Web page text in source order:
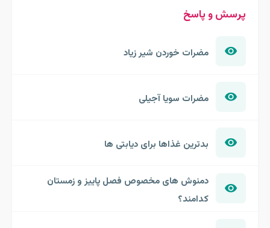
پرسش و پاسخ
مضرات خوردن شیر زیاد
مضرات سویا آجیلی
بدترین غذاها برای دیابتی ها
دمنوش های مخصوص فصل پاییز و زمستان
کدامند؟